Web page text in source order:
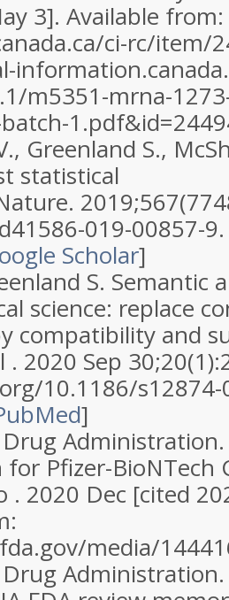
3]. Available
ci-rc/item/
m5351-mrna-
Greenland S.,
statistical
2019;567
019-00857-9.
Scholar]
S. Semantic
science: replace
compatibility and
. 2020 Sep
10.1186/
]
Pfizer-BioNTech
. 2020 Dec [cited
media/